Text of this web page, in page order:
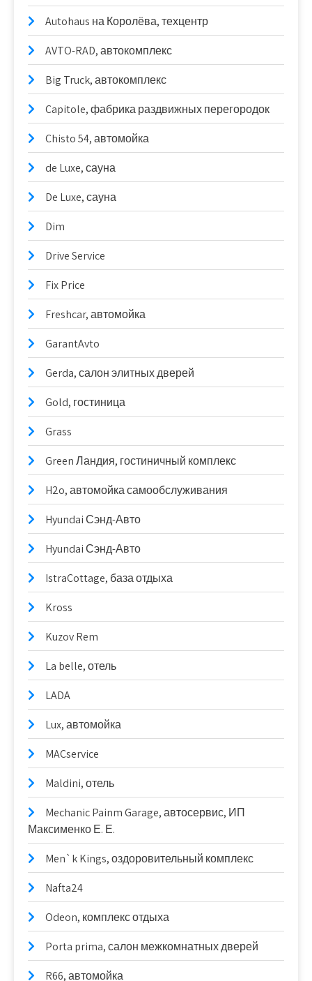
Autohaus на Королёва, техцентр
AVTO-RAD, автокомплекс
Big Truck, автокомплекс
Capitole, фабрика раздвижных перегородок
Chisto 54, автомойка
de Luxe, сауна
De Luxe, сауна
Dim
Drive Service
Fix Price
Freshcar, автомойка
GarantAvto
Gerda, салон элитных дверей
Gold, гостиница
Grass
Green Ландия, гостиничный комплекс
H2o, автомойка самообслуживания
Hyundai Сэнд-Авто
Hyundai Сэнд-Авто
IstraCottage, база отдыха
Kross
Kuzov Rem
La belle, отель
LADA
Lux, автомойка
MACservice
Maldini, отель
Mechanic Painm Garage, автосервис, ИП
Максименко Е. Е.
Men`k Kings, оздоровительный комплекс
Nafta24
Odeon, комплекс отдыха
Porta prima, салон межкомнатных дверей
R66, автомойка